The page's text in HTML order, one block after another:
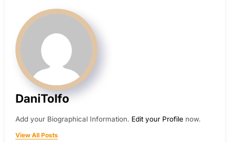
DaniTolfo
Add your Biographical Information. Edit your Profile now.
View All Posts